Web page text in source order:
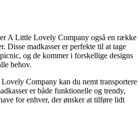
A Little Lovely Company også en række
Disse madkasser er perfekte til at tage
og de kommer i forskellige designs
behov.
Company kan du nemt transportere
er både funktionelle og trendy,
for enhver, der ønsker at tilføre lidt